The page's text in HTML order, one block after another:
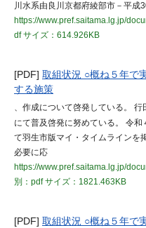
川水系由良川京都府綾部市－平成
https://www.pref.saitama.lg.jp/
dfサイズ：614.926KB
[PDF] 取組状況 ○概ね５年で
する施策
、作成について啓発している。 行
にて普及啓発に努めている。 令和
て羽生市版マイ・タイムラインを
必要に応
https://www.pref.saitama.lg.jp/
別：pdfサイズ：1821.463KB
[PDF] 取組状況 ○概ね５年で